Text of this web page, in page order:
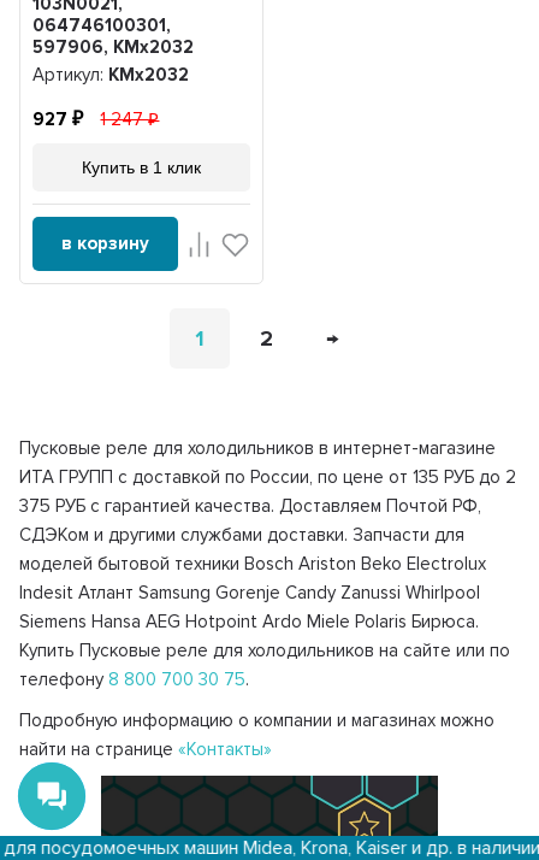
064746100301,
597906, KMх2032
Артикул: KMх2032
927 1 247
Купить в 1 клик
в корзину
1 2 →
Пусковые реле для холодильников в интернет-магазине
ИТА ГРУПП с доставкой по России, по цене от 135 РУБ до 2
375 РУБ с гарантией качества. Доставляем Почтой РФ,
СДЭКом и другими службами доставки. Запчасти для
моделей бытовой техники Bosch Ariston Beko Electrolux
Indesit Атлант Samsung Gorenje Candy Zanussi Whirlpool
Siemens Hansa AEG Hotpoint Ardo Miele Polaris Бирюса.
Купить Пусковые реле для холодильников на сайте или по
телефону8 800 700 30 75.
Подробную информацию о компании и магазинах можно
найти на странице«Контакты»
машин Midea, Krona, Kaiser и др. в наличии.